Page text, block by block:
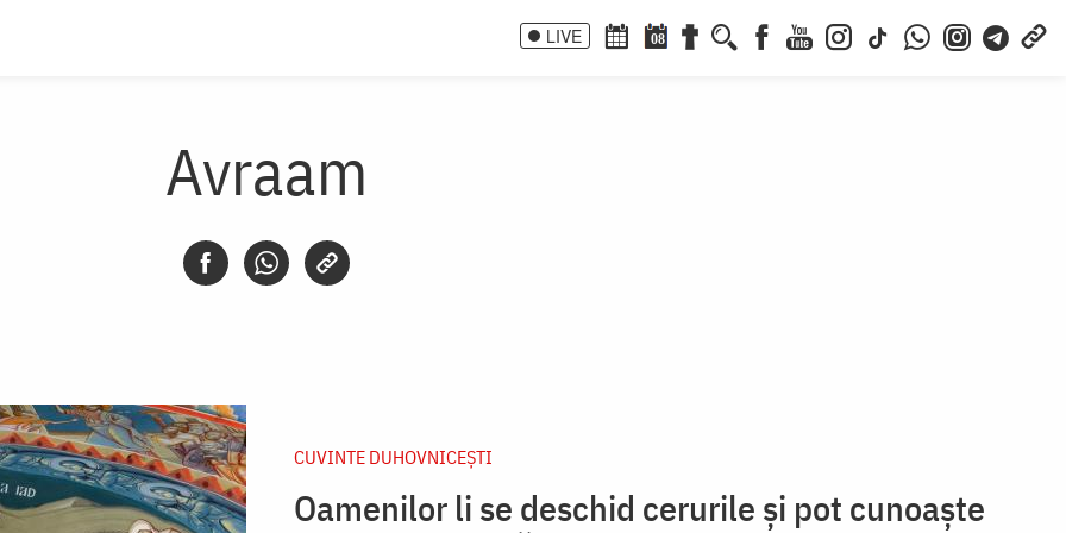
LIVE 08
Avraam
CUVINTE DUHOVNICEȘTI
Oamenilor li se deschid cerurile și pot cunoaște